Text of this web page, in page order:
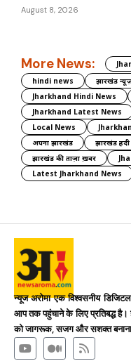
August 8, 2026
More News:
hindi news
झारखंड
Jharkhand Hindi News
Jharkhand Latest News
Local News
अपना झारखंड
झारखंड
झारखंड की ताज़ा ख़बर
Latest Jharkhand News
न्यूज अरोमा एक विश्वसनीय
आप तक पहुंचाने के लिए प्रतिबद्ध है।
को जागरूक, सजग और सशक्त